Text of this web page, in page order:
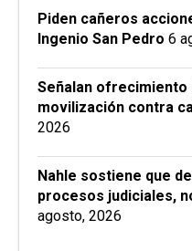
Piden cañeros
Ingenio San Pedro 6
Señalan ofrecimiento
movilización contra
2026
Nahle sostiene que
procesos judiciales,
agosto, 2026